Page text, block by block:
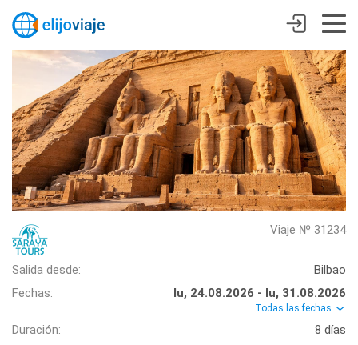
Viaje № 31234
Salida desde:
Bilbao
Fechas:
lu, 24.08.2026 - lu, 31.08.2026
Todas las fechas
Duración:
8 días